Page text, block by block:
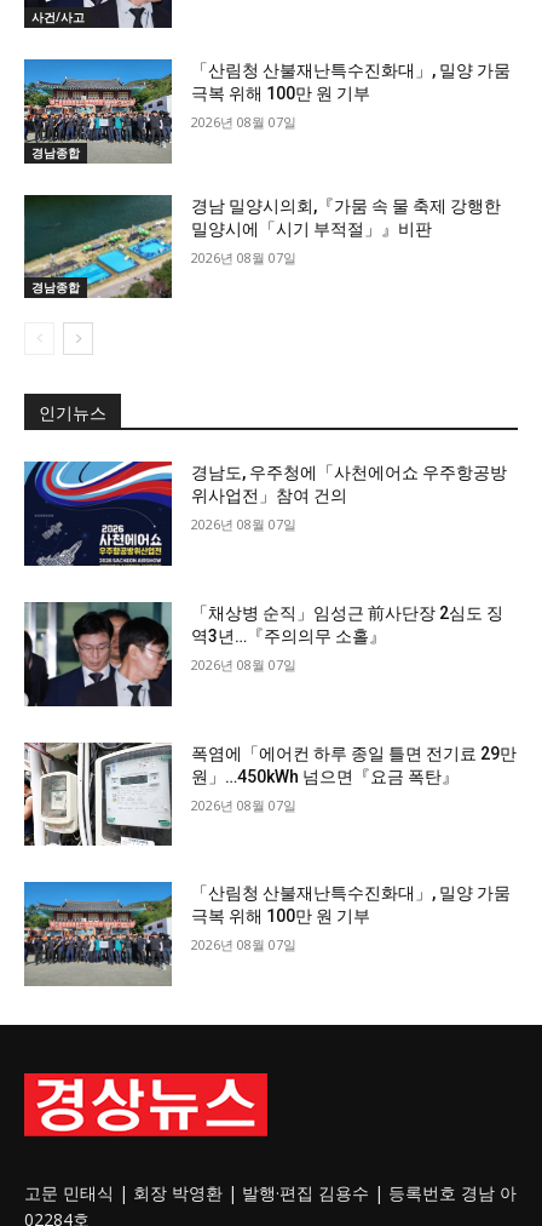
사건/사고
경남종합
「산림청 산불재난특수진화대」, 밀양 가뭄
극복 위해 100만 원 기부
2026년 08월 07일
경남종합
경남 밀양시의회,『가뭄 속 물 축제 강행한
밀양시에「시기 부적절」』비판
2026년 08월 07일
인기뉴스
경남도, 우주청에「사천에어쇼 우주항공방
위사업전」참여 건의
2026년 08월 07일
「채상병 순직」임성근 前사단장 2심도 징
역3년…『주의의무 소홀』
2026년 08월 07일
폭염에「에어컨 하루 종일 틀면 전기료 29만
원」…450kWh 넘으면『요금 폭탄』
2026년 08월 07일
「산림청 산불재난특수진화대」, 밀양 가뭄
극복 위해 100만 원 기부
2026년 08월 07일
고문 민태식 | 회장 박영환 | 발행·편집 김용수 | 등록번호 경남 아
02284호